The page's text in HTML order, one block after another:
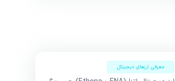
معرفی ارزهای دیجیتال